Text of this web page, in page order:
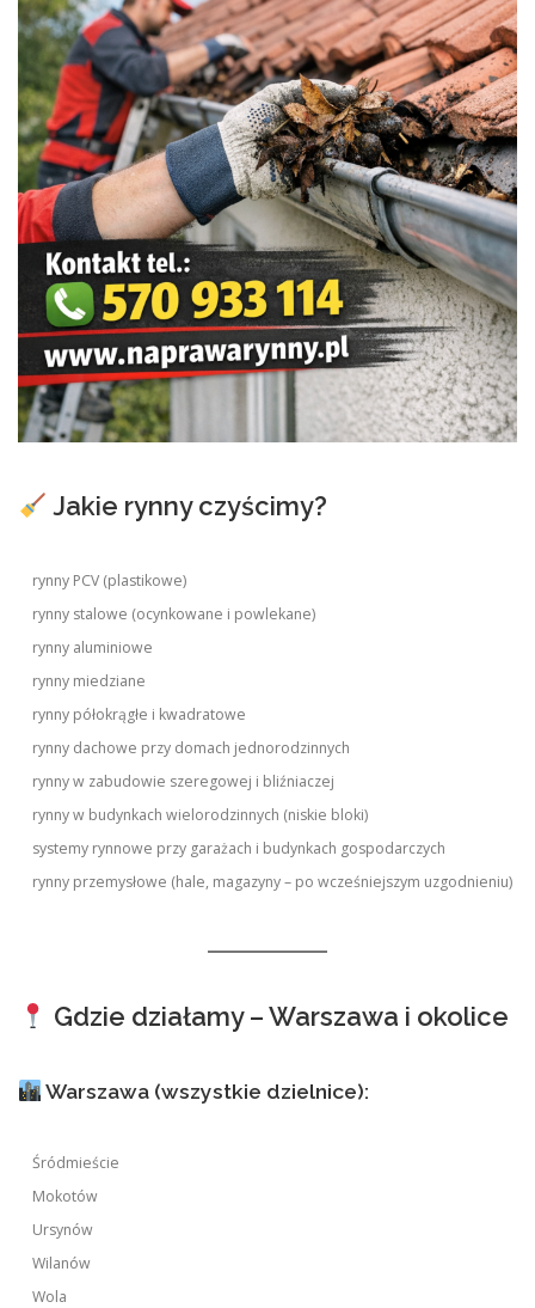
Jakie rynny czyścimy?
rynny PCV (plastikowe)
rynny stalowe (ocynkowane i powlekane)
rynny aluminiowe
rynny miedziane
rynny półokrągłe i kwadratowe
rynny dachowe przy domach jednorodzinnych
rynny w zabudowie szeregowej i bliźniaczej
rynny w budynkach wielorodzinnych (niskie bloki)
systemy rynnowe przy garażach i budynkach gospodarczych
rynny przemysłowe (hale, magazyny – po wcześniejszym uzgodnieniu)
Gdzie działamy – Warszawa i okolice
Warszawa (wszystkie dzielnice):
Śródmieście
Mokotów
Ursynów
Wilanów
Wola